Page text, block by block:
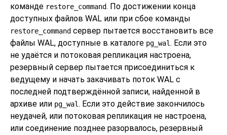
команде restore_command. По достижении конца
доступных файлов WAL или при сбое команды
restore_command сервер пытается восстановить все
файлы WAL, доступные в каталоге pg_wal. Если это
не удаётся и потоковая репликация настроена,
резервный сервер пытается присоединиться к
ведущему и начать закачивать поток WAL с
последней подтверждённой записи, найденной в
архиве или pg_wal. Если это действие закончилось
неудачей, или потоковая репликация не настроена,
или соединение позднее разорвалось, резервный